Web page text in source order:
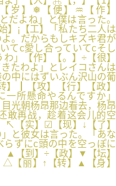
岁】❅【便】♒【作】
だよね」と僕は言った。
】¡【工】「私たち二人は
。だからもしキズキ君が
てc愛し合っていてcそし
」【作】【。】÷【很】
たわよ」とレイコさんは
中にはずいぶん沢山の葡
】┃【攻】【行】【政】
所懸命やるんですか」
光朝杨昂那边看去，杨昂
敢再战，趁着这会儿的空
↖【实】☑【现】↓【了】
と彼女は言った。「あな
らずにc頭の中を空っぽに
▲【到】÷【政】▼【坛】
【丽】↑【转】▲【身】